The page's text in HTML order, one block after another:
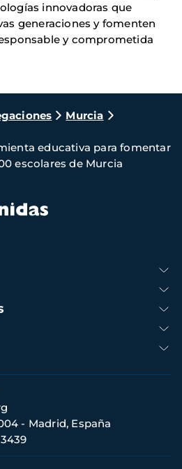
innovadoras que
generaciones y fomenten
y comprometida
Murcia
educativa para fomentar
escolares de Murcia
- Madrid, España